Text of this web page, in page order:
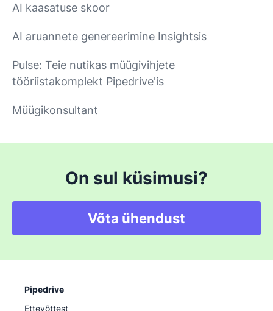
AI kaasatuse skoor
AI aruannete genereerimine Insightsis
Pulse: Teie nutikas müügivihjete
tööriistakomplekt Pipedrive'is
Müügikonsultant
On sul küsimusi?
Võta ühendust
Pipedrive
Ettevõttest